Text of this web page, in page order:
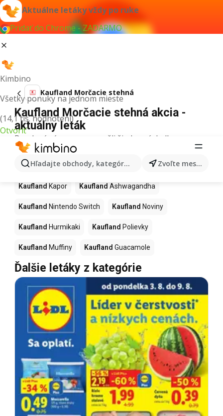
Aktuálne letáky vždy po ruke
Pridať do Chrome - ZADARMO
Kimbino
Všetky ponuky na jednom mieste
(14,1 tis. hodnotení)
Otvoriť
Hľadajte obchody, kategórie, produkty... Zvoľte mesto
Kaufland Morčacie stehná
Kaufland Morčacie stehná akcia -
aktuálny leták
Pre daný výraz sme nenašli žiadne výsledky.
Ďalšie produkty v obchodoch
Kaufland
Kaufland Kapor Kaufland Ashwagandha
Kaufland Nintendo Switch Kaufland Noviny
Kaufland Hurmikaki Kaufland Polievky
Kaufland Muffiny Kaufland Guacamole
Ďalšie letáky z kategórie